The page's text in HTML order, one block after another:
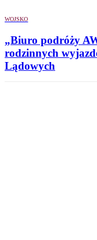
WOJSKO
„Biuro podróży
rodzinnych
Lądowych